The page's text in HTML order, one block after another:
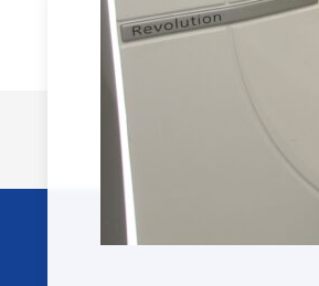
MVZs
MVZ Porzer
MVZ Porzer